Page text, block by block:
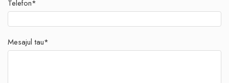
Telefon*
Mesajul tau*